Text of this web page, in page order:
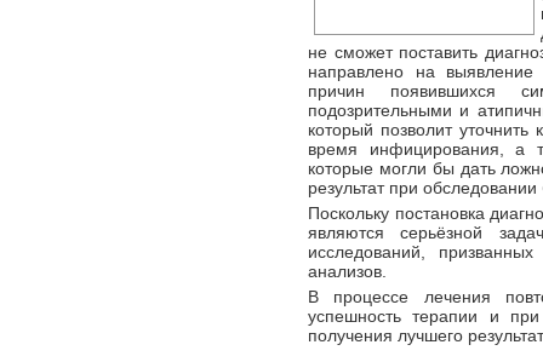
не сможет поставить
направлено на
причин появившихся
подозрительными и
который позволит
время инфицирования, а
которые могли бы дать
результат при обследовании
Поскольку постановка
являются серьёзной
исследований,
анализов.
В процессе лечения
успешность терапии и
получения лучшего